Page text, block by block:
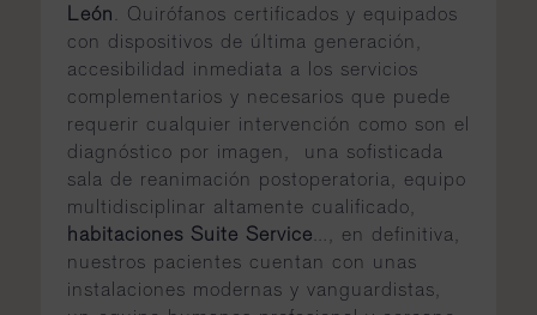
León. Quirófanos certificados y equipados
con dispositivos de última generación,
accesibilidad inmediata a los servicios
complementarios y necesarios que puede
requerir cualquier intervención como son el
diagnóstico por imagen, una sofisticada
sala de reanimación postoperatoria, equipo
multidisciplinar altamente cualificado,
habitaciones Suite Service…, en definitiva,
nuestros pacientes cuentan con unas
instalaciones modernas y vanguardistas,